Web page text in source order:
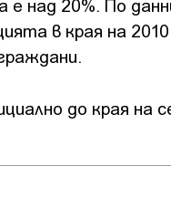
над 20%. По
в края на
до края на